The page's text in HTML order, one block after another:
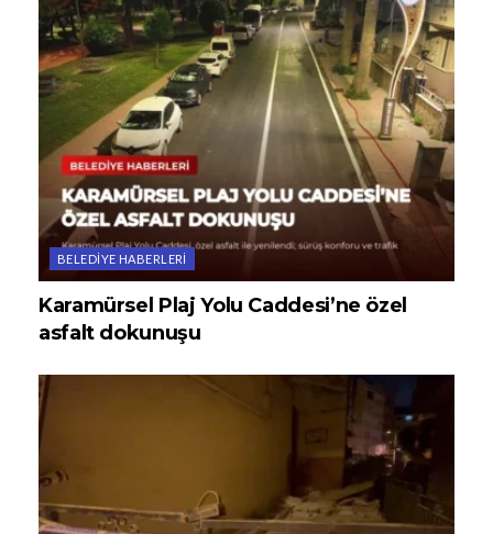
BELEDIYE HABERLERI
Karamürsel Plaj Yolu Caddesi’ne özel
asfalt dokunuşu